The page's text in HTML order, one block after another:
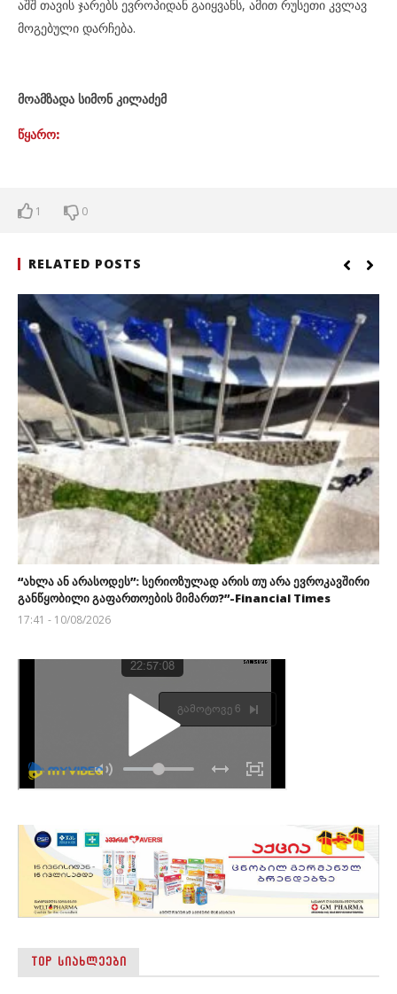
აშშ თავის ჯარებს ევროპიდან გაიყვანს, ამით რუსეთი კვლავ
მოგებული დარჩება.
მოამზადა სიმონ კილაძემ
წყარო:
1 0
RELATED POSTS
“ახლა ან არასოდეს”: სერიოზულად არის თუ არა ევროკავშირი
განწყობილი გაფართოების მიმართ?”-Financial Times
17:41 - 10/08/2026
TOP ᲡᲘᲐᲮᲚᲔᲔᲑᲘ